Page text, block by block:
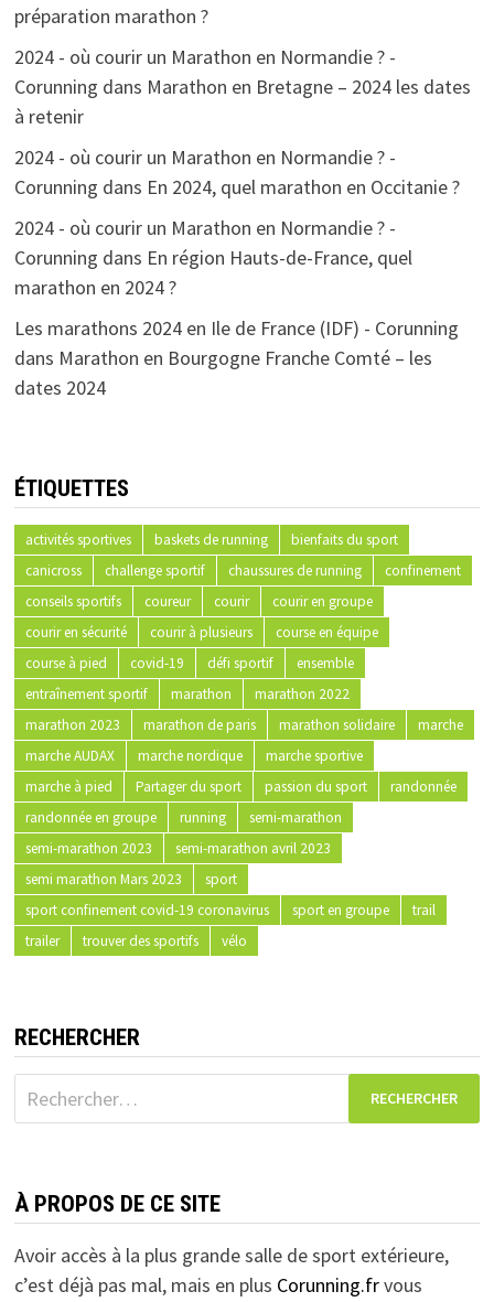
préparation marathon ?
2024 - où courir un Marathon en Normandie ? -
Corunning dans Marathon en Bretagne – 2024 les dates
à retenir
2024 - où courir un Marathon en Normandie ? -
Corunning dans En 2024, quel marathon en Occitanie ?
2024 - où courir un Marathon en Normandie ? -
Corunning dans En région Hauts-de-France, quel
marathon en 2024 ?
Les marathons 2024 en Ile de France (IDF) - Corunning
dans Marathon en Bourgogne Franche Comté – les
dates 2024
ÉTIQUETTES
activités sportives baskets de running
bienfaits du sport
canicross
challenge sportif chaussures de running
confinement
conseils sportifs
coureur courir
courir en groupe
courir en sécurité
courir à plusieurs
course en équipe
course à pied
covid-19 défi sportif
ensemble
entraînement sportif
marathon
marathon 2022
marathon 2023
marathon de paris marathon solidaire
marche
marche AUDAX
marche nordique
marche sportive
marche à pied
Partager du sport passion du sport
randonnée
randonnée en groupe
running
semi-marathon
semi-marathon 2023
semi-marathon avril 2023
semi marathon Mars 2023
sport
sport confinement covid-19 coronavirus
sport en groupe
trail
trailer
trouver des sportifs vélo
RECHERCHER
Rechercher :
À PROPOS DE CE SITE
Avoir accès à la plus grande salle de sport extérieure,
c’est déjà pas mal, mais en plus Corunning.frvous